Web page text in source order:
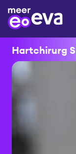
Hartchirurg